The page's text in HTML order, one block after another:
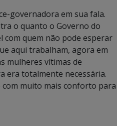
governadora em sua fala.
o quanto o Governo do
com quem não pode esperar
aqui trabalham, agora em
mulheres vítimas de
era totalmente necessária.
muito mais conforto para